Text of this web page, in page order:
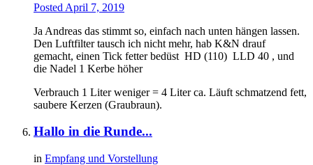
Posted April 7, 2019
Ja Andreas das stimmt so, einfach nach unten hängen lassen.
Den Luftfilter tausch ich nicht mehr, hab K&N drauf
gemacht, einen Tick fetter bedüst HD (110) LLD 40 , und
die Nadel 1 Kerbe höher
Verbrauch 1 Liter weniger = 4 Liter ca. Läuft schmatzend fett,
saubere Kerzen (Graubraun).
Hallo in die Runde...
in Empfang und Vorstellung